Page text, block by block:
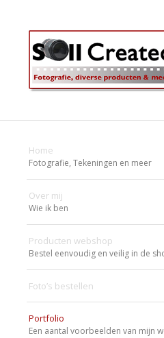
Home
Fotografie, Tekeningen en meer
Over mij
Wie ik ben
Producten webshop
Bestel eenvoudig en veilig in de
Foto’s bestellen
Portfolio
Een aantal voorbeelden van mijn